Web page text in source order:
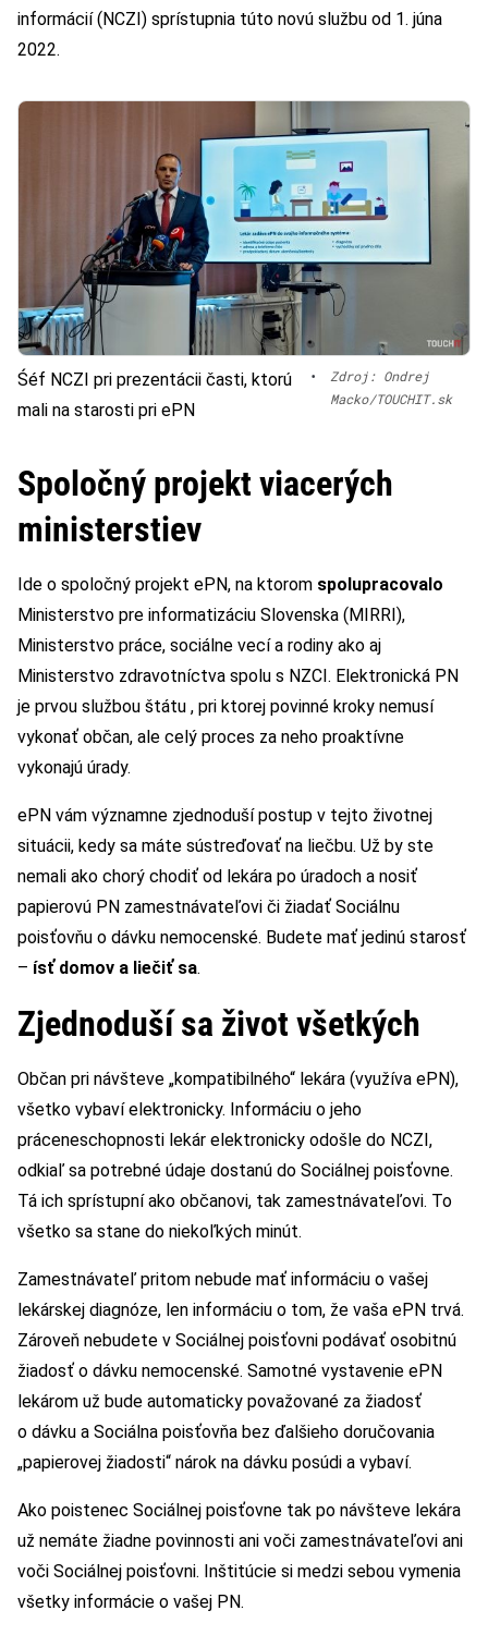
informácií (NCZI) sprístupnia túto novú službu od 1. júna
2022.
Śéf NCZI pri prezentácii časti, ktorú
mali na starosti pri ePN
•
Zdroj: Ondrej
Macko/TOUCHIT.sk
Spoločný projekt viacerých
ministerstiev
Ide o spoločný projekt ePN, na ktorom spolupracovalo
Ministerstvo pre informatizáciu Slovenska (MIRRI),
Ministerstvo práce, sociálne vecí a rodiny ako aj
Ministerstvo zdravotníctva spolu s NZCI. Elektronická PN
je prvou službou štátu , pri ktorej povinné kroky nemusí
vykonať občan, ale celý proces za neho proaktívne
vykonajú úrady.
ePN vám významne zjednoduší postup v tejto životnej
situácii, kedy sa máte sústreďovať na liečbu. Už by ste
nemali ako chorý chodiť od lekára po úradoch a nosiť
papierovú PN zamestnávateľovi či žiadať Sociálnu
poisťovňu o dávku nemocenské. Budete mať jedinú starosť
– ísť domov a liečiť sa.
Zjednoduší sa život všetkých
Občan pri návšteve „kompatibilného“ lekára (využíva ePN),
všetko vybaví elektronicky. Informáciu o jeho
práceneschopnosti lekár elektronicky odošle do NCZI,
odkiaľ sa potrebné údaje dostanú do Sociálnej poisťovne.
Tá ich sprístupní ako občanovi, tak zamestnávateľovi. To
všetko sa stane do niekoľkých minút.
Zamestnávateľ pritom nebude mať informáciu o vašej
lekárskej diagnóze, len informáciu o tom, že vaša ePN trvá.
Zároveň nebudete v Sociálnej poisťovni podávať osobitnú
žiadosť o dávku nemocenské. Samotné vystavenie ePN
lekárom už bude automaticky považované za žiadosť
o dávku a Sociálna poisťovňa bez ďalšieho doručovania
„papierovej žiadosti“ nárok na dávku posúdi a vybaví.
Ako poistenec Sociálnej poisťovne tak po návšteve lekára
už nemáte žiadne povinnosti ani voči zamestnávateľovi ani
voči Sociálnej poisťovni. Inštitúcie si medzi sebou vymenia
všetky informácie o vašej PN.